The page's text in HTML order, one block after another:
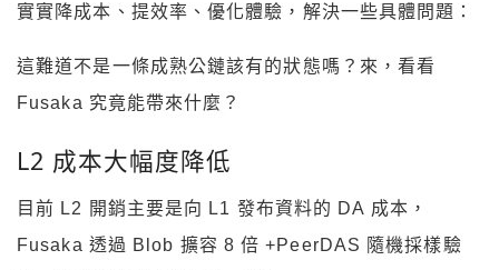
實實降成本、提效率、優化體驗，解決一些具體問題：
這難道不是一條成熟公鏈該有的狀態嗎？來，看看
Fusaka 究竟能帶來什麼？
L2 成本大幅度降低
目前 L2 開銷主要是向 L1 發布資料的 DA 成本，
Fusaka 透過 Blob 擴容 8 倍 +PeerDAS 隨機採樣驗